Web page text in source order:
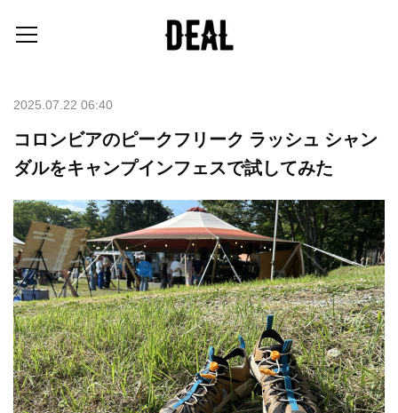
2025.07.22 06:40
コロンビアのピークフリーク ラッシュ シャン
ダルをキャンプインフェスで試してみた